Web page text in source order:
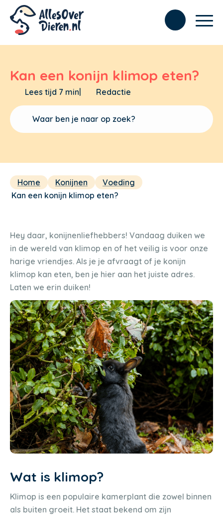
Kan een konijn klimop eten?
Lees tijd 7 min| Redactie
Home Konijnen
Voeding
Kan een konijn klimop eten?
Hey daar, konijnenliefhebbers! Vandaag duiken we
in de wereld van klimop en of het veilig is voor onze
harige vriendjes. Als je je afvraagt of je konijn
klimop kan eten, ben je hier aan het juiste adres.
Laten we erin duiken!
Wat is klimop?
Klimop is een populaire kamerplant die zowel binnen
als buiten groeit. Het staat bekend om zijn